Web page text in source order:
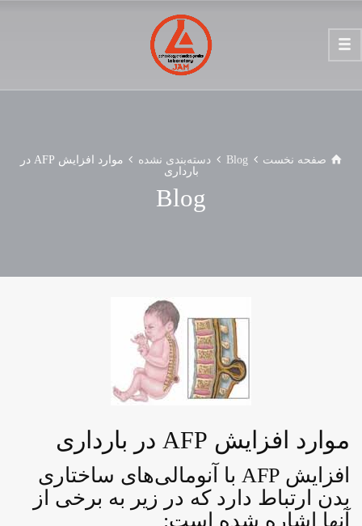
صفحه نخست Blog دسته‌بندی نشده
موارد افزایش AFP در
بارداری
Blog
موارد افزایش AFP در بارداری
افزایش AFP با آنومالی‌های ساختاری
بدن ارتباط دارد که در زیر به برخی از
آنها اشاره شده است: